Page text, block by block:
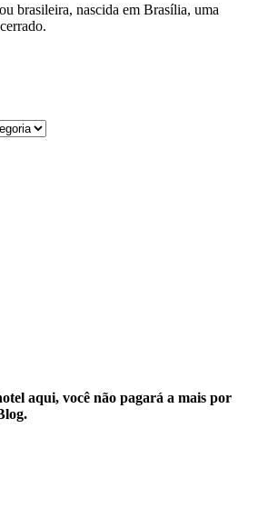
brasileira, nascida em Brasília, uma
aqui, você não pagará a mais por